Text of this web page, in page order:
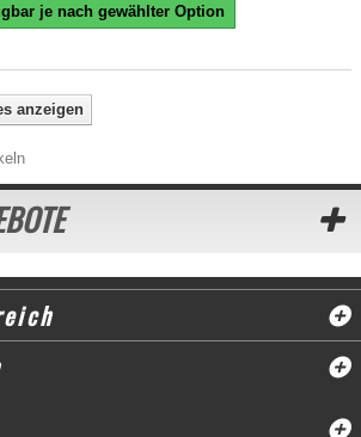
je nach gewählter Option
anzeigen